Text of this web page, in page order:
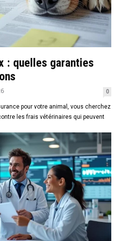
: quelles garanties
0
pour votre animal, vous cherchez
les frais vétérinaires qui peuvent